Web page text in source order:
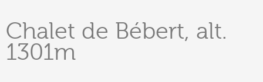
Chalet de Bébert, alt.
1301m